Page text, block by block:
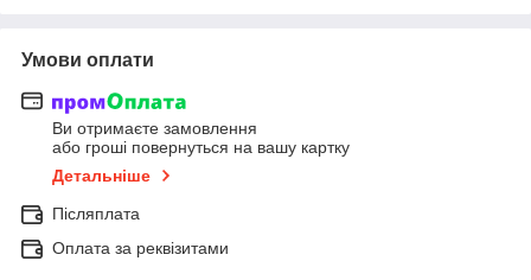
Умови оплати
Ви отримаєте замовлення
або гроші повернуться на вашу картку
Детальніше
Післяплата
Оплата за реквізитами